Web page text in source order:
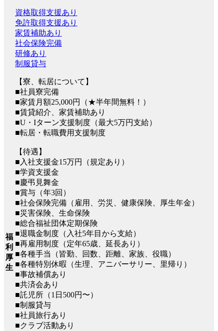
福
利
厚
生
資格取得支援あり
免許取得支援あり
家賃補助あり
社会保険完備
研修あり
制服貸与
【寮、転居について】
■社員寮完備
■家賃月額25,000円（★半年間無料！）
■賃貸紹介、家賃補助あり
■U・Iターン支援制度（最大5万円支給）
■転居・転職費用支援制度
【待遇】
■入社支援金15万円（規定あり）
■学資支援金
■慶弔見舞金
■賞与（年3回）
■社会保険完備（雇用、労災、健康保険、厚生年金）
■災害保険、生命保険
■総合福祉団体定期保険
■退職金制度（入社5年目から支給）
■再雇用制度（定年65歳、延長あり）
■各種手当（皆勤、回数、距離、家族、役職）
■各種特別休暇（生理、アニバーサリー、里帰り）
■事故補償あり
■共済会あり
■託児所（1日500円〜）
■制服貸与
■社員旅行あり
■クラブ活動あり